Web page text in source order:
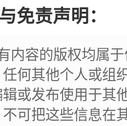
免责声明：
内容的版权均属
何其他个人或组
或发布使用于其
可把这些信息在